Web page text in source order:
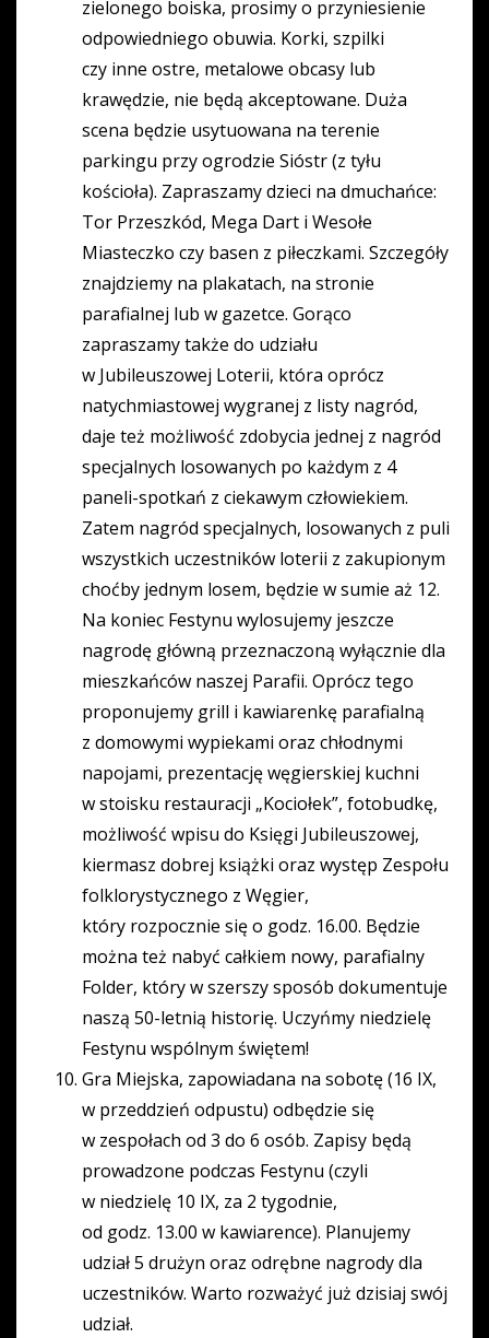
zielonego boiska, prosimy o przyniesienie
odpowiedniego obuwia. Korki, szpilki
czy inne ostre, metalowe obcasy lub
krawędzie, nie będą akceptowane. Duża
scena będzie usytuowana na terenie
parkingu przy ogrodzie Sióstr (z tyłu
kościoła). Zapraszamy dzieci na dmuchańce:
Tor Przeszkód, Mega Dart i Wesołe
Miasteczko czy basen z piłeczkami. Szczegóły
znajdziemy na plakatach, na stronie
parafialnej lub w gazetce. Gorąco
zapraszamy także do udziału
w Jubileuszowej Loterii, która oprócz
natychmiastowej wygranej z listy nagród,
daje też możliwość zdobycia jednej z nagród
specjalnych losowanych po każdym z 4
paneli-spotkań z ciekawym człowiekiem.
Zatem nagród specjalnych, losowanych z puli
wszystkich uczestników loterii z zakupionym
choćby jednym losem, będzie w sumie aż 12.
Na koniec Festynu wylosujemy jeszcze
nagrodę główną przeznaczoną wyłącznie dla
mieszkańców naszej Parafii. Oprócz tego
proponujemy grill i kawiarenkę parafialną
z domowymi wypiekami oraz chłodnymi
napojami, prezentację węgierskiej kuchni
w stoisku restauracji „Kociołek”, fotobudkę,
możliwość wpisu do Księgi Jubileuszowej,
kiermasz dobrej książki oraz występ Zespołu
folklorystycznego z Węgier,
który rozpocznie się o godz. 16.00. Będzie
można też nabyć całkiem nowy, parafialny
Folder, który w szerszy sposób dokumentuje
naszą 50-letnią historię. Uczyńmy niedzielę
Festynu wspólnym świętem!
Gra Miejska, zapowiadana na sobotę (16 IX,
w przeddzień odpustu) odbędzie się
w zespołach od 3 do 6 osób. Zapisy będą
prowadzone podczas Festynu (czyli
w niedzielę 10 IX, za 2 tygodnie,
od godz. 13.00 w kawiarence). Planujemy
udział 5 drużyn oraz odrębne nagrody dla
uczestników. Warto rozważyć już dzisiaj swój
udział.